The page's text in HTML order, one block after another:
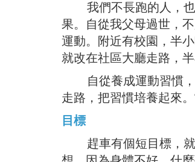
我們不長跑的人，也
果。自從我父母過世，
運動。附近有校園，半
就改在社區大廳走路，
自從養成運動習慣，
走路，把習慣培養起來
目標
趕車有個短目標，就